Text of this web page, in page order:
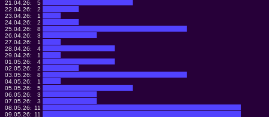
21.04.26:
5
22.04.26:
2
23.04.26:
1
24.04.26:
2
25.04.26:
8
26.04.26:
3
27.04.26:
1
28.04.26:
4
29.04.26:
1
01.05.26:
4
02.05.26:
2
03.05.26:
8
04.05.26:
1
05.05.26:
5
06.05.26:
3
07.05.26:
3
08.05.26: 11
09.05.26: 11